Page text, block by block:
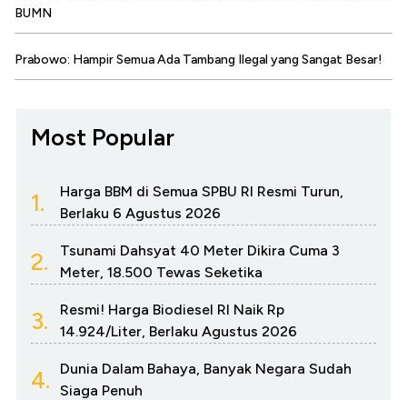
BUMN
Prabowo: Hampir Semua Ada Tambang Ilegal yang Sangat Besar!
Most Popular
1.
Harga BBM di Semua SPBU RI Resmi Turun,
Berlaku 6 Agustus 2026
2.
Tsunami Dahsyat 40 Meter Dikira Cuma 3
Meter, 18.500 Tewas Seketika
3.
Resmi! Harga Biodiesel RI Naik Rp
14.924/Liter, Berlaku Agustus 2026
4.
Dunia Dalam Bahaya, Banyak Negara Sudah
Siaga Penuh